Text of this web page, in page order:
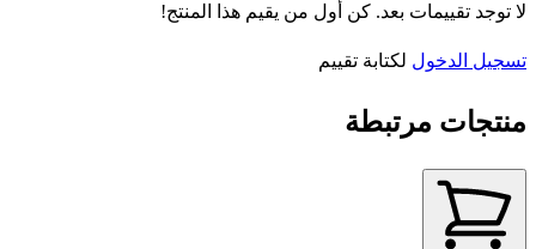
لا توجد تقييمات بعد. كن أول من يقيم هذا المنتج!
تسجيل الدخول لكتابة تقييم
منتجات مرتبطة